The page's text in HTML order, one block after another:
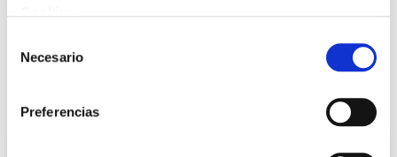
Necesario
Preferencias